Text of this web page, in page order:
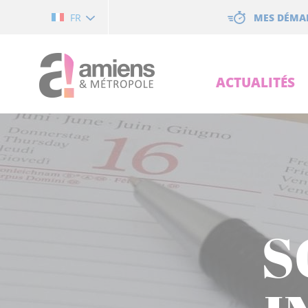
FR MES
ACTUALITÉS